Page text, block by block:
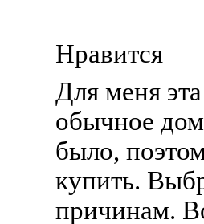
Нравится
Для меня
обычное
было,
купить.
причинам.